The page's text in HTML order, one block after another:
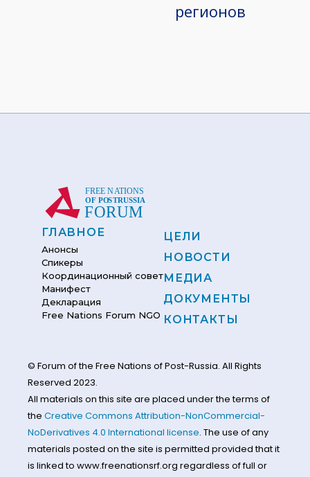
регионов
ГЛАВНОЕ
Анонсы
Спикеры
Координационный совет
Манифест
Декларация
Free Nations Forum NGO
ЦЕЛИ
НОВОСТИ
МЕДИА
ДОКУМЕНТЫ
КОНТАКТЫ
© Forum of the Free Nations of Post-Russia. All Rights
Reserved 2023.
All materials on this site are placed under the terms of
the Creative Commons Attribution-NonCommercial-
NoDerivatives 4.0 International license. The use of any
materials posted on the site is permitted provided that it
is linked to www.freenationsrf.org regardless of full or